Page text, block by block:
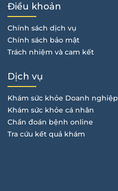
Điều khoản
Chính sách dịch vụ
Chính sách bảo mật
Trách nhiệm và cam kết
Dịch vụ
Khám sức khỏe Doanh nghiệp
Khám sức khỏe cá nhân
Chẩn đoán bệnh online
Tra cứu kết quả khám